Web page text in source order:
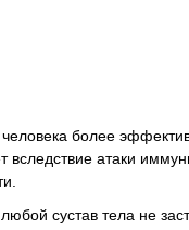
более
вследствие атаки
сустав тела не